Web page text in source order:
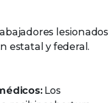
lesionados
estatal y federal.
Los